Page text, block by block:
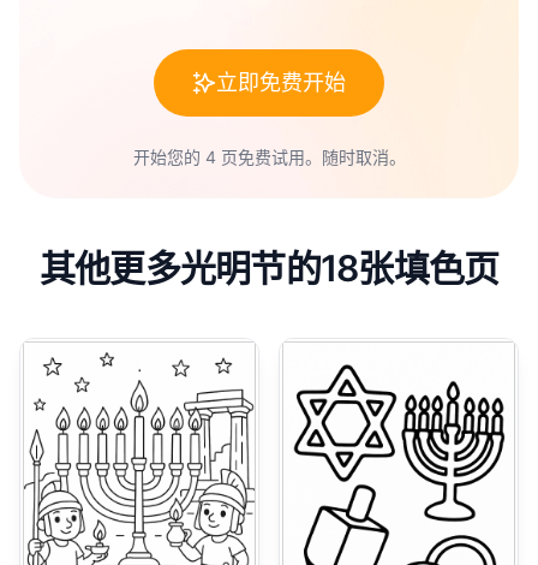
立即免费开始
开始您的 4 页免费试用。随时取消。
其他更多光明节的18张填色页